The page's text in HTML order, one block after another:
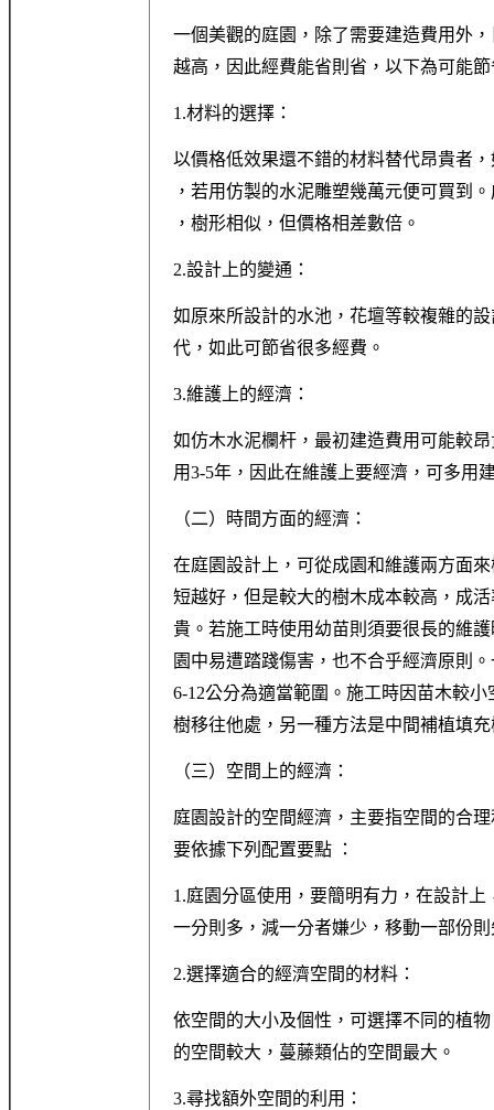
一個美觀的庭園，除了需要建造費用外
越高，因此經費能省則省，以下為可能
1.材料的選擇：
以價格低效果還不錯的材料替代昂貴者
，若用仿製的水泥雕塑幾萬元便可買到
，樹形相似，但價格相差數倍。
2.設計上的變通：
如原來所設計的水池，花壇等較複雜的
代，如此可節省很多經費。
3.維護上的經濟：
如仿木水泥欄杆，最初建造費用可能較
用3-5年，因此在維護上要經濟，可多用
（二）時間方面的經濟：
在庭園設計上，可從成園和維護兩方面
短越好，但是較大的樹木成本較高，成
貴。若施工時使用幼苗則須要很長的維
園中易遭踏踐傷害，也不合乎經濟原則
6-12公分為適當範圍。施工時因苗木較
樹移往他處，另一種方法是中間補植填
（三）空間上的經濟：
庭園設計的空間經濟，主要指空間的合
要依據下列配置要點 ：
1.庭園分區使用，要簡明有力，在設計
一分則多，減一分者嫌少，移動一部份
2.選擇適合的經濟空間的材料：
依空間的大小及個性，可選擇不同的植
的空間較大，蔓藤類佔的空間最大。
3.尋找額外空間的利用：